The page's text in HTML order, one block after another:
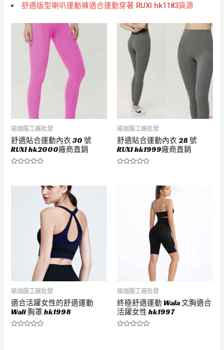
舒適版型喇叭運動褲適合運動穿著 RUXI hk1183貨源
瑜珈服工廠批發
舒適貼合運動內衣 30 號
RUXI hk2000廠商直銷
瑜珈服工廠批發
舒適貼合運動內衣 28 號
RUXI hk1999廠商直銷
瑜珈服工廠批發
適合活躍女性的舒適運動
Wali 胸罩 hk1998
瑜珈服工廠批發
終極舒適運動 Wala 文胸適合
活躍女性 hk1997